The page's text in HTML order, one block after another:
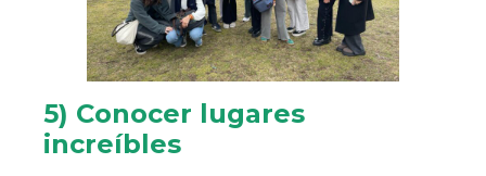
5) Conocer lugares
increíbles